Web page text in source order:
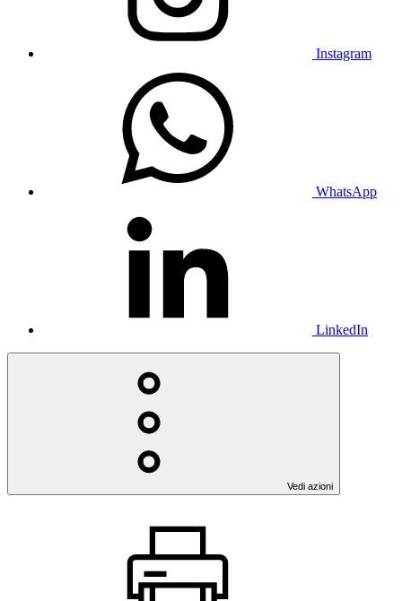
Instagram
WhatsApp
LinkedIn
Vedi azioni